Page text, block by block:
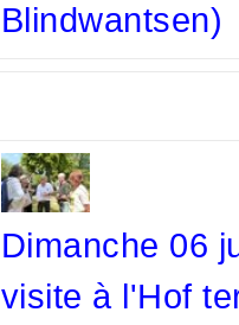
Blindwantsen)
Dimanche 06
visite à l'Hof